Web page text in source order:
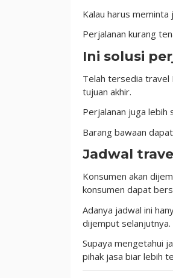
Kalau harus
Perjalanan kurang
Ini solusi
Telah tersedia travel
tujuan akhir.
Perjalanan juga lebih
Barang bawaan
Jadwal
Konsumen akan
konsumen dapat
Adanya jadwal ini
dijemput selanjutnya.
Supaya mengetahui
pihak jasa biar lebih